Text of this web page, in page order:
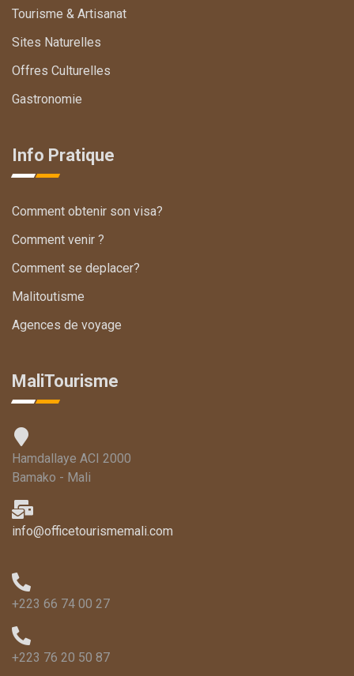
Tourisme & Artisanat
Sites Naturelles
Offres Culturelles
Gastronomie
Info Pratique
Comment obtenir son visa?
Comment venir ?
Comment se deplacer?
Malitoutisme
Agences de voyage
MaliTourisme
Hamdallaye ACI 2000
Bamako - Mali
info@officetourismemali.com
+223 66 74 00 27
+223 76 20 50 87